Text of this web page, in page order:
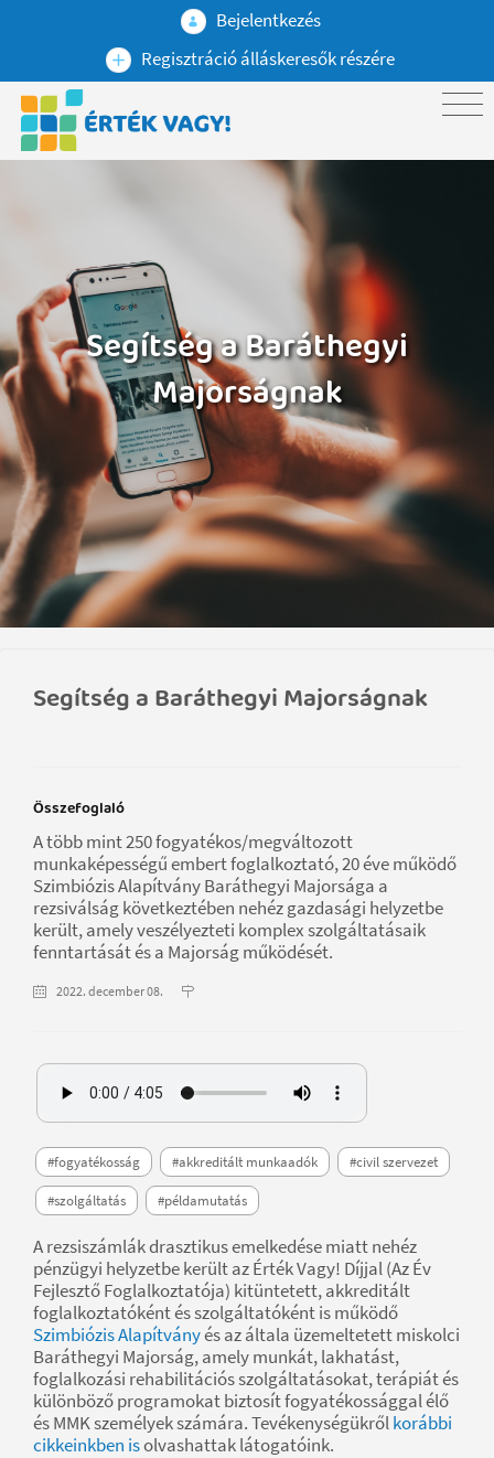
Bejelentkezés
Regisztráció álláskeresők részére
Segítség a Baráthegyi
Majorságnak
Segítség a Baráthegyi Majorságnak
Összefoglaló
A több mint 250 fogyatékos/megváltozott
munkaképességű embert foglalkoztató, 20 éve működő
Szimbiózis Alapítvány Baráthegyi Majorsága a
rezsiválság következtében nehéz gazdasági helyzetbe
került, amely veszélyezteti komplex szolgáltatásaik
fenntartását és a Majorság működését.
2022. december 08.
#fogyatékosság #akkreditált munkaadók #civil szervezet
#szolgáltatás #példamutatás
A rezsiszámlák drasztikus emelkedése miatt nehéz
pénzügyi helyzetbe került az Érték Vagy! Díjjal (Az Év
Fejlesztő Foglalkoztatója) kitüntetett, akkreditált
foglalkoztatóként és szolgáltatóként is működő
Szimbiózis Alapítványés az általa üzemeltetett miskolci
Baráthegyi Majorság, amely munkát, lakhatást,
foglalkozási rehabilitációs szolgáltatásokat, terápiát és
különböző programokat biztosít fogyatékossággal élő
és MMK személyek számára. Tevékenységükrőlkorábbi
cikkeinkben isolvashattak látogatóink.